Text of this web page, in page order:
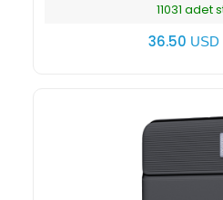
11031 adet
36.50 USD